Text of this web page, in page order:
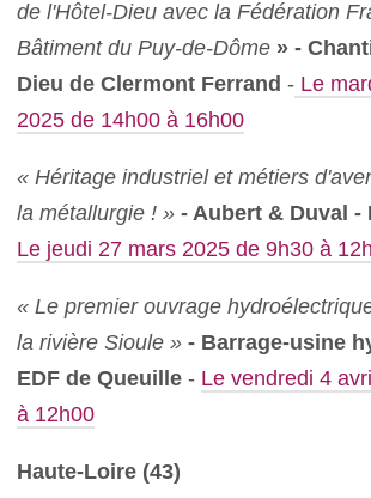
de l'Hôtel-Dieu avec la Fédération
Bâtiment du Puy-de-Dôme » -
Dieu de Clermont Ferrand- Le
2025 de 14h00 à 16h00
« Héritage industriel et métiers
la métallurgie ! » - Aubert & Duval -
Le jeudi 27 mars 2025 de 9h30 à
« Le premier ouvrage
la rivière Sioule » - Barrage-usine
EDF de Queuille - Le vendredi 4
à 12h00
Haute-Loire (43)